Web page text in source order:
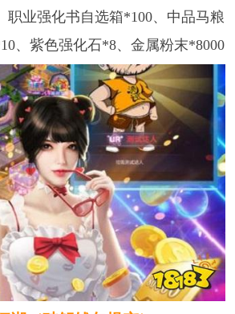
职业强化书自选箱*100、中品马粮
、紫色强化石*8、金属粉末*8000